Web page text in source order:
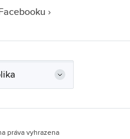
práva vyhrazena